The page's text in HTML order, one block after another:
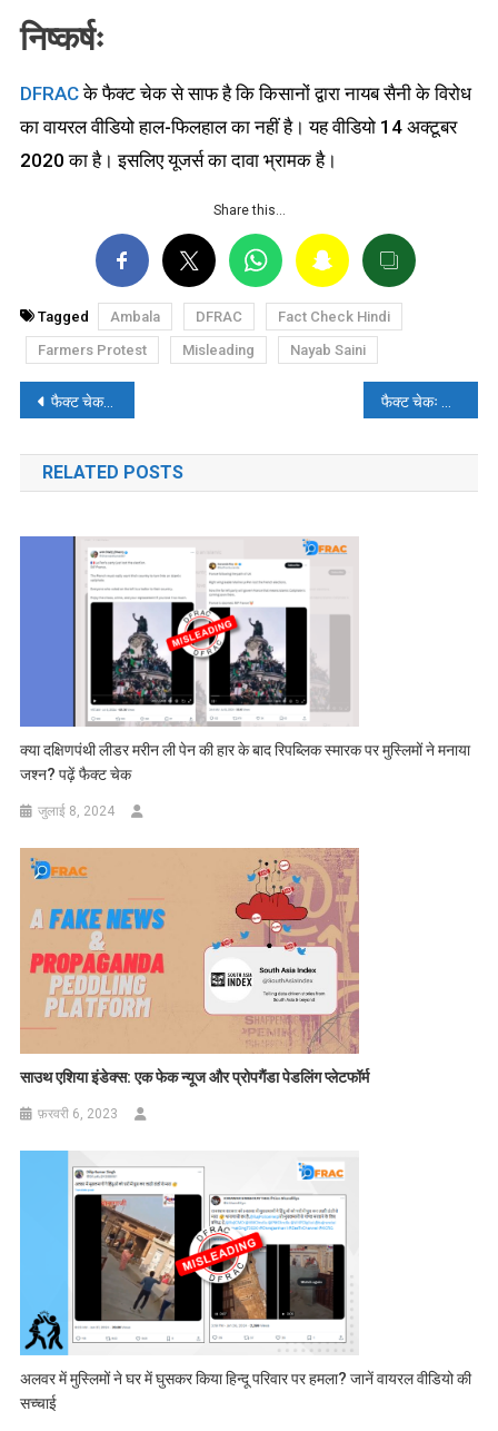
निष्कर्षः
DFRACके फैक्ट चेक से साफ है कि किसानों द्वारा नायब सैनी के विरोध
का वायरल वीडियो हाल-फिलहाल का नहीं है। यह वीडियो 14 अक्टूबर
2020 का है। इसलिए यूजर्स का दावा भ्रामक है।
Share this…
Tagged Ambala DFRAC
Fact Check Hindi
Farmers Protest
Misleading Nayab Saini
पोस्ट
नेविगेशन
फैक्ट चेक- MP हाईकोर्ट में जस्टिस अग्रवाल से बहस करते वकील का नाम ग्यासुद्दीन नहीं है, गलत दावा वायरल
RELATED POSTS
क्या दक्षिणपंथी लीडर मरीन ली पेन की हार के बाद रिपब्लिक स्मारक पर मुस्लिमों ने मनाया
जश्न? पढ़ें फैक्ट चेक
जुलाई 8, 2024
साउथ एशिया इंडेक्स:एक फेक न्यूज और प्रोपगैंडा पेडलिंग प्लेटफॉर्म
फ़रवरी 6, 2023
अलवर में मुस्लिमों ने घर में घुसकर किया हिन्दू परिवार पर हमला? जानें वायरल वीडियो की
सच्चाई